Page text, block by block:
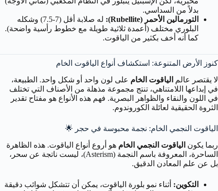
بدلاً من السداسي.
التورمالين الأحمر (Rubellite):
له صلابة أقل (7-7.5) وشكله
البلوري مختلف (أعمدة ثلاثية طويلة مع خطوط رأسية واضحة).
كما أنه أخف بكثير من الياقوت.
كنوز الأرض المتنوعة: استكشاف أنواع الياقوت الخام
لا يقتصر عالم
الياقوت الخام على لون واحد أو شكل واحد. الطبيعة،
في إبداعها اللامتناهي، تنتج مجموعة مذهلة من الأصناف التي تختلف
في اللون والنقاء والظواهر البصرية. فهم هذه الأنواع هو مفتاح تقدير
الثروة الحقيقية لعائلة الكوروندوم.
الياقوت النجمي الخام: نجمة محبوسة في حجر 🌟
ربما يكون الياقوت النجمي الخام هو أروع أنواع الياقوت. هذه الظاهرة
الساحرة، المعروفة باسم النجمة (Asterism)، ليست ناتجة عن سحر،
بل عن علم المعادن الدقيق.
التكوين: أثناء نمو بلورة الياقوت، يمكن أن تتشكل شوائب دقيقة